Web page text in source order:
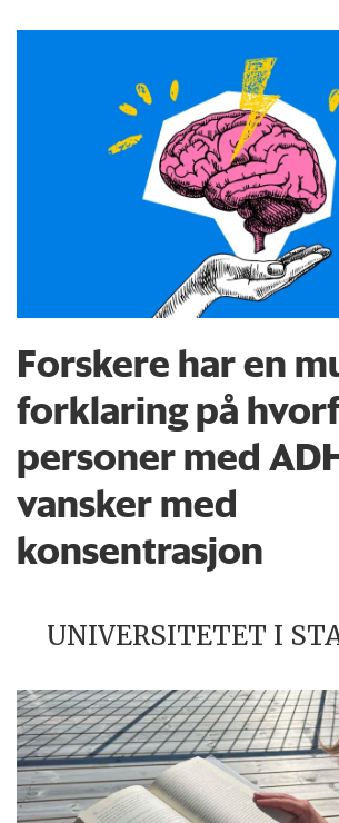
Forskere har en
forklaring på
personer med
vansker med
konsentrasjon
UNIVERSITETET I